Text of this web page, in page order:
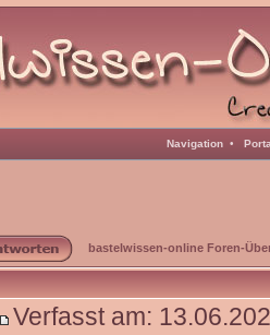
Navigation •
bastelwissen-online Foren-
Verfasst am: